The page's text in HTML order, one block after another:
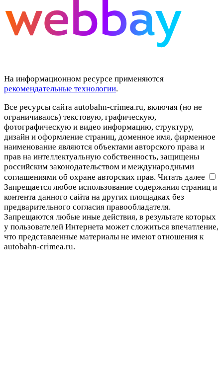
На информационном ресурсе применяются
рекомендательные технологии.
Все ресурсы сайта autobahn-crimea.ru, включая (но не
ограничиваясь) текстовую, графическую,
фотографическую и видео информацию, структуру,
дизайн и оформление страниц, доменное имя, фирменное
наименование являются объектами авторского права и
прав на интеллектуальную собственность, защищены
российским законодательством и международными
соглашениями об охране авторских прав. Читать далее
Запрещается любое использование содержания страниц и
контента данного сайта на других площадках без
предварительного согласия правообладателя.
Запрещаются любые иные действия, в результате которых
у пользователей Интернета может сложиться впечатление,
что представленные материалы не имеют отношения к
autobahn-crimea.ru.